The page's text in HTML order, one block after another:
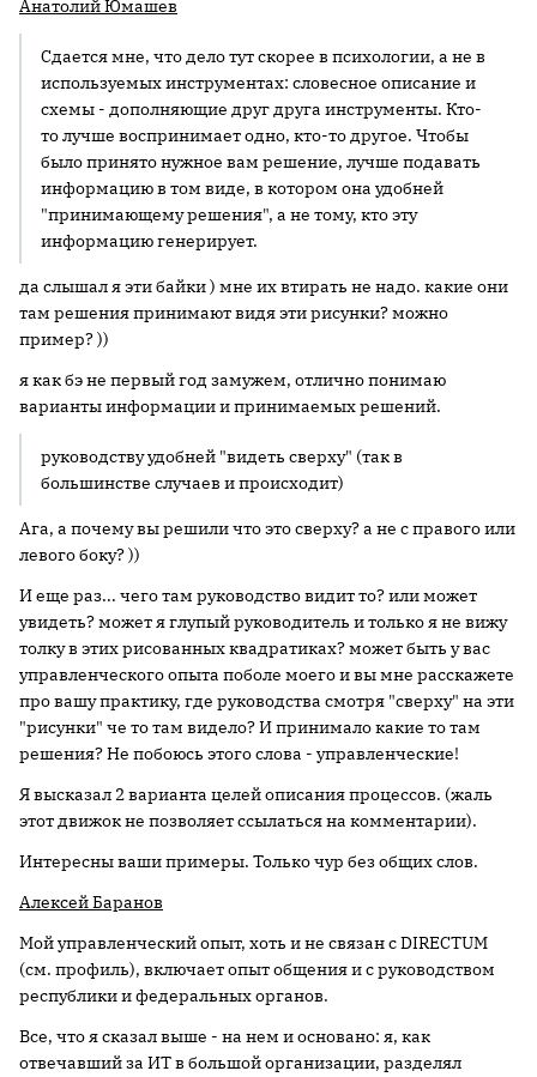
Анатолий Юмашев
Сдается мне, что дело тут скорее в психологии, а не в
используемых инструментах: словесное описание и
схемы - дополняющие друг друга инструменты. Кто-
то лучше воспринимает одно, кто-то другое. Чтобы
было принято нужное вам решение, лучше подавать
информацию в том виде, в котором она удобней
"принимающему решения", а не тому, кто эту
информацию генерирует.
да слышал я эти байки ) мне их втирать не надо. какие они
там решения принимают видя эти рисунки? можно
пример? ))
я как бэ не первый год замужем, отлично понимаю
варианты информации и принимаемых решений.
руководству удобней "видеть сверху" (так в
большинстве случаев и происходит)
Ага, а почему вы решили что это сверху? а не с правого или
левого боку? ))
И еще раз... чего там руководство видит то? или может
увидеть? может я глупый руководитель и только я не вижу
толку в этих рисованных квадратиках? может быть у вас
управленческого опыта поболе моего и вы мне расскажете
про вашу практику, где руководства смотря "сверху" на эти
"рисунки" че то там видело? И принимало какие то там
решения? Не побоюсь этого слова - управленческие!
Я высказал 2 варианта целей описания процессов. (жаль
этот движок не позволяет ссылаться на комментарии).
Интересны ваши примеры. Только чур без общих слов.
Алексей Баранов
Мой управленческий опыт, хоть и не связан с DIRECTUM
(см. профиль), включает опыт общения и с руководством
республики и федеральных органов.
Все, что я сказал выше - на нем и основано: я, как
отвечавший за ИТ в большой организации, разделял